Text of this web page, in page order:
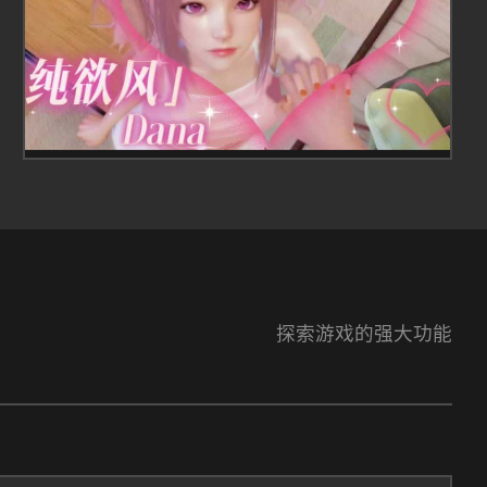
探索游戏的强大功能